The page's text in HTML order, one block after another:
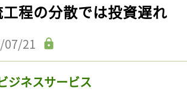
程の分散では投資遅れ
07/21
ジネスサービス